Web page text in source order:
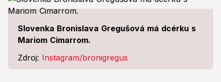
Slovenka Bronislava Gregušová má dcérku s
Mariom Cimarrom.
Zdroj: Instagram/bronigregus